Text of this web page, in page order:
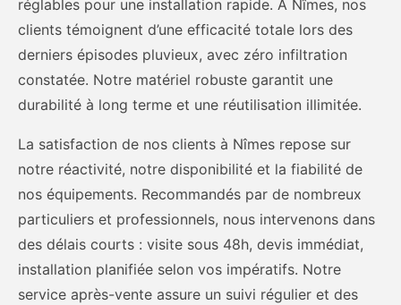
réglables pour une installation rapide. À Nîmes, nos
clients témoignent d’une efficacité totale lors des
derniers épisodes pluvieux, avec zéro infiltration
constatée. Notre matériel robuste garantit une
durabilité à long terme et une réutilisation illimitée.
La satisfaction de nos clients à Nîmes repose sur
notre réactivité, notre disponibilité et la fiabilité de
nos équipements. Recommandés par de nombreux
particuliers et professionnels, nous intervenons dans
des délais courts : visite sous 48h, devis immédiat,
installation planifiée selon vos impératifs. Notre
service après-vente assure un suivi régulier et des